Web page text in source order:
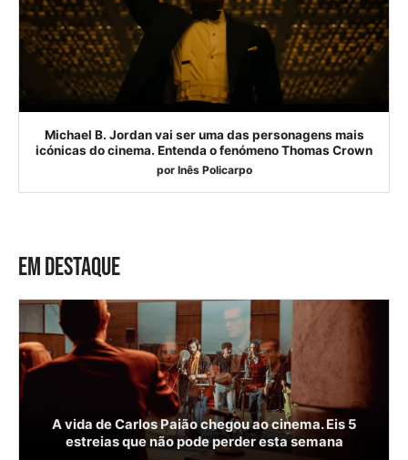
Michael B. Jordan vai ser uma das personagens mais
icónicas do cinema. Entenda o fenómeno Thomas Crown
por Inês Policarpo
EM DESTAQUE
A vida de Carlos Paião chegou ao cinema. Eis 5
estreias que não pode perder esta semana